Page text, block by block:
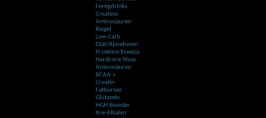
Fertigdrinks
Creatine
Aminosäuren
Riegel
Low Carb
Diät/Abnehmen
Proteine/Eiweiss
Hardcore Shop
Aminosäuren
BCAA´s
Creatin
Fatburner
Glutamin
HGH Booster
Kre-Alkalyn